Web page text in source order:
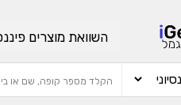
השוואת מוצרים